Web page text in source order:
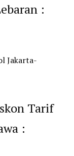
:
Jakarta-
Tarif
: